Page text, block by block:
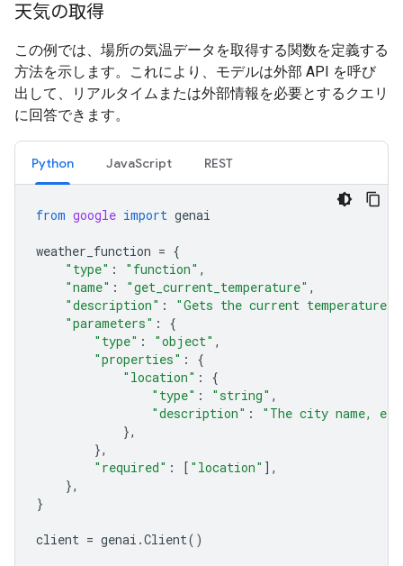
天気の取得
この例では、場所の気温データを取得する関数を定義する
方法を示します。これにより、モデルは外部 API を呼び
出して、リアルタイムまたは外部情報を必要とするクエリ
に回答できます。
Python JavaScript REST
from google import genai
weather_function = {
"type" : "function" ,
"name" : "get_current_temperature" ,
"description" :
"Gets the current
"parameters" :
{
"type" : "object" ,
"properties" :
{
"location" :
{
"type" : "string" ,
"description" :
"The city name,
},
},
"required" : [ "location" ],
},
}
client = genai .Client()